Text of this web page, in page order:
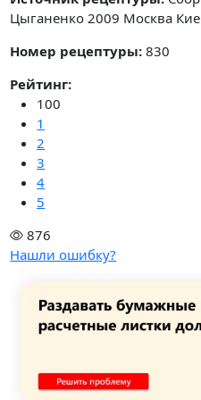
Цыганенко 2009 Москва
Номер рецептуры: 830
Рейтинг:
100
1
2
3
4
5
876
Нашли ошибку?